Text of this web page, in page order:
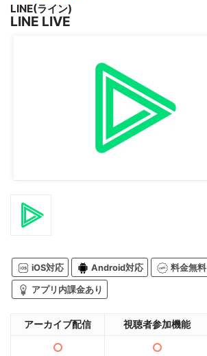
LINE(ライン)
LINE LIVE
iOS対応 Android対応 料金無料
アプリ内課金あり
アーカイブ配信 視聴者参加機能